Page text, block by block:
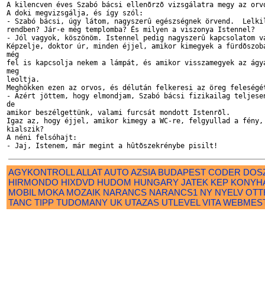
A kilencven éves Szabó bácsi ellenõrzõ vizsgálatra megy az
A doki megvizsgálja, és így szól:
- Szabó bácsi, úgy látom, nagyszerû egészségnek örvend.
rendben? Jár-e még templomba? És milyen a viszonya Istennel?
- Jól vagyok, köszönöm. Istennel pedig nagyszerû kapcsolatom
Képzelje, doktor úr, minden éjjel, amikor kimegyek a
még
fel is kapcsolja nekem a lámpát, és amikor visszamegyek az
meg
leoltja.
Meghökken ezen az orvos, és délután felkeresi az öreg
- Azért jöttem, hogy elmondjam, Szabó bácsi fizikailag
de
amikor beszélgettünk, valami furcsát mondott Istenrõl.
Igaz az, hogy éjjel, amikor kimegy a WC-re, felgyullad a fény,
kialszik?
A néni felsóhajt:
AGYKONTROLLALLATAUTO AZSIA BUDAPEST CODER
HIRMONDO HIXDVD HUDOM HUNGARY JATEK KEP
MOBIL MOKA MOZAIK NARANCS NARANCS1 NY NYELV
TANC TIPP TUDOMANY UK UTAZAS UTLEVEL VITA